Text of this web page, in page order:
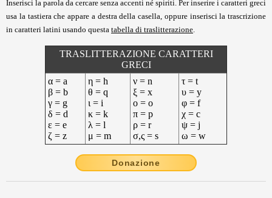
Inserisci la parola da cercare senza accenti né spiriti. Per inserire i caratteri greci
usa la tastiera che appare a destra della casella, oppure inserisci la trascrizione
in caratteri latini usando questa tabella di traslitterazione
TRASLITTERAZIONE CARATTERI
GRECI
α = a
β = b
γ = g
δ = d
ε = e
ζ = z
η = h
θ = q
ι = i
κ = k
λ = l
μ = m
ν = n
ξ = x
ο = o
π = p
ρ = r
σ,ς = s
τ = t
υ = y
φ = f
χ = c
ψ = j
ω = w
Donazione